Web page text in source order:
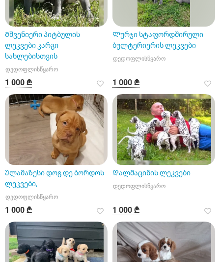
Მშვენიერი პიტბულის
ლეკვები კარგი
სახლებისთვის
დედოფლისწყარო
1 000 ₾
Ლურჯი სტაფორდშირული
ბულტერიერის ლეკვები
დედოფლისწყარო
1 000 ₾
Ულამაზესი დოგ დე ბორდოს
ლეკვები,
დედოფლისწყარო
1 000 ₾
Დალმაცინის ლეკვები
დედოფლისწყარო
1 000 ₾